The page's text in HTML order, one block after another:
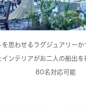
思わせるラグジュアリー
インテリアがお二人の船出を
80名対応可能